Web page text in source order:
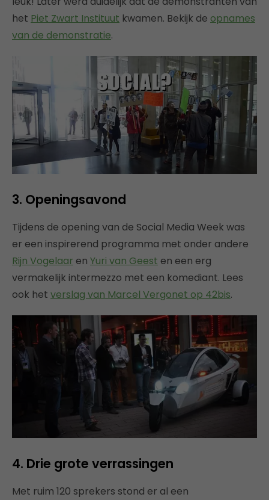
het Piet Zwart Instituut kwamen. Bekijk de opnames
van de demonstratie.
3. Openingsavond
Tijdens de opening van de Social Media Week was
er een inspirerend programma met onder andere
Rijn Vogelaar en Yuri van Geest en een erg
vermakelijk intermezzo met een komediant. Lees
ook het verslag van Marcel Vergonet op 42bis.
4. Drie grote verrassingen
Met ruim 120 sprekers stond er al een